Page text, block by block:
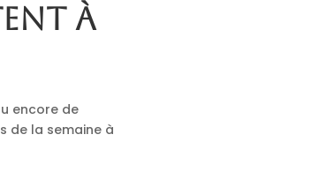
à
encore de
de la semaine à